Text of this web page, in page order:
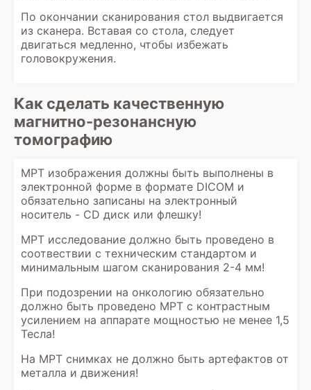
По окончании сканирования стол выдвигается
из сканера. Вставая со стола, следует
двигаться медленно, чтобы избежать
головокружения.
Как сделать качественную
магнитно-резонансную
томографию
МРТ изображения должны быть выполнены в
электронной форме в формате DICOM и
обязательно записаны на электронный
носитель - CD диск или флешку!
МРТ исследование должно быть проведено в
соотвествии с техническим стандартом и
минимальным шагом сканирования 2-4 мм!
При подозрении на онкологию обязательно
должно быть проведено МРТ с контрастным
усилением на аппарате мощностью не менее 1,5
Тесла!
На МРТ снимках не должно быть артефактов от
металла и движения!